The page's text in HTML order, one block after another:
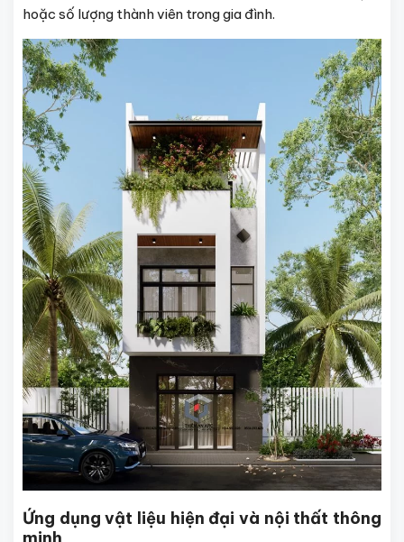
hoặc số lượng thành viên trong gia đình.
Ứng dụng vật liệu hiện đại và nội thất thông
minh